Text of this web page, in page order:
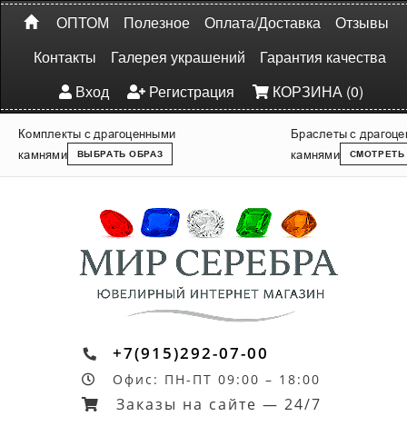
ОПТОМ Полезное Оплата/Доставка
Отзывы
Контакты
Галерея украшений
Гарантия качества
Вход
Регистрация КОРЗИНА (0)
Комплекты с драгоценными
камнями
ВЫБРАТЬ ОБРАЗ
Браслеты с
камнями
СМОТРЕТЬ
+7(915)292-07-00
Офис: ПН-ПТ 09:00 – 18:00
Заказы на сайте — 24/7